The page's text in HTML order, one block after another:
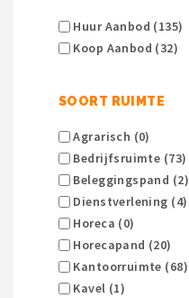
Huur Aanbod (135)
Koop Aanbod (32)
SOORT RUIMTE
Agrarisch (0)
Bedrijfsruimte (73)
Beleggingspand (2)
Dienstverlening (4)
Horeca (0)
Horecapand (20)
Kantoorruimte (68)
Kavel (1)